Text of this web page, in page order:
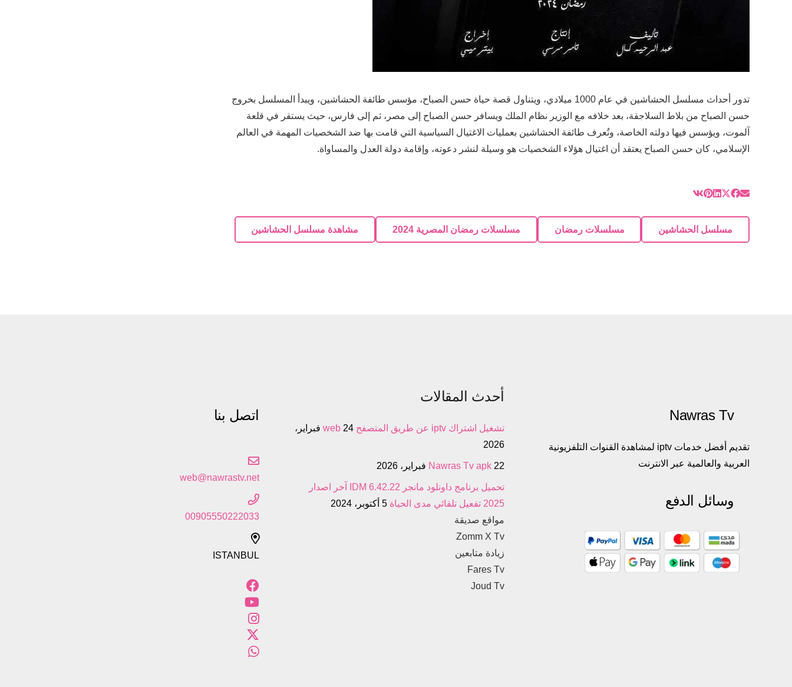
تدور أحداث مسلسل الحشاشين في عام 1000 ميلادي، ويتناول قصة حياة حسن الصباح، مؤسس طائفة الحشاشين، ويبدأ المسلسل بخروج
حسن الصباح من بلاط السلاجقة، بعد خلافه مع الوزير نظام الملك ويسافر حسن الصباح إلى مصر، ثم إلى فارس، حيث يستقر في قلعة
آلموت، ويؤسس فيها دولته الخاصة، وتُعرف طائفة الحشاشين بعمليات الاغتيال السياسية التي قامت بها ضد الشخصيات المهمة في العالم
الإسلامي، كان حسن الصباح يعتقد أن اغتيال هؤلاء الشخصيات هو وسيلة لنشر دعوته، وإقامة دولة العدل والمساواة.
مسلسل الحشاشين مسلسلات رمضان مسلسلات رمضان المصرية 2024 مشاهدة مسلسل الحشاشين
Nawras Tv
تقديم أفضل خدمات iptv لمشاهدة القنوات التلفزيونية
العربية والعالمية عبر الانترنت
وسائل الدفع
أحدث المقالات
تشغيل اشتراك iptv عن طريق المتصفح web
24 فبراير،
2026
Nawras Tv apk 22 فبراير، 2026
تحميل برنامج داونلود مانجر IDM 6.42.22 آخر اصدار
2025 تفعيل تلقائي مدى الحياة
5 أكتوبر، 2024
مواقع صديقة
Zomm X Tv
زيادة متابعين
Fares Tv
Joud Tv
اتصل بنا
web@nawrastv.net
00905550222033
ISTANBUL